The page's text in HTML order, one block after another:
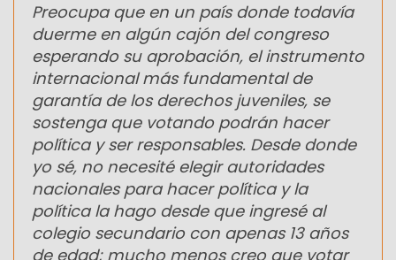
Preocupa que en un país donde todavía
duerme en algún cajón del congreso
esperando su aprobación, el instrumento
internacional más fundamental de
garantía de los derechos juveniles, se
sostenga que votando podrán hacer
política y ser responsables. Desde donde
yo sé, no necesité elegir autoridades
nacionales para hacer política y la
política la hago desde que ingresé al
colegio secundario con apenas 13 años
de edad; mucho menos creo que votar